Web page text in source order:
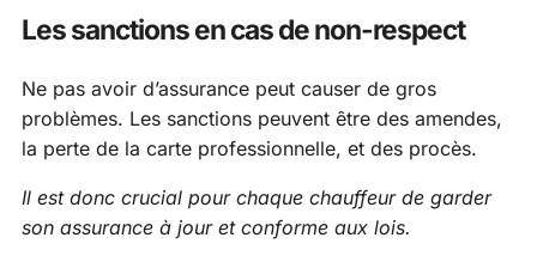
Les sanctions en cas de non-respect
Ne pas avoir d’assurance peut causer de gros
problèmes. Les sanctions peuvent être des amendes,
la perte de la carte professionnelle, et des procès.
Il est donc crucial pour chaque chauffeur de garder
son assurance à jour et conforme aux lois.